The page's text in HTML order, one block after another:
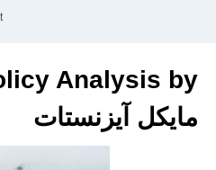
Analysis by
مایکل آیزنستات